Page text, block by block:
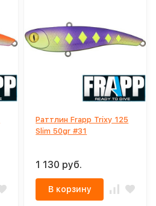
Раттлин Frapp Trixy 125
Slim 50gr #31
1 130 руб.
В корзину